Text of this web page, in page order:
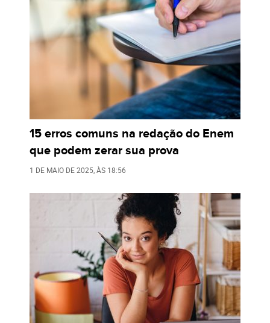
15 erros comuns na redação do Enem
que podem zerar sua prova
1 DE MAIO DE 2025 , ÀS 18:56